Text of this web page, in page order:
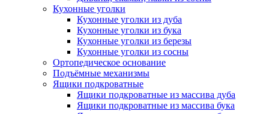
Кухонные уголки
Кухонные уголки из дуба
Кухонные уголки из бука
Кухонные уголки из березы
Кухонные уголки из сосны
Ортопедическое основание
Подъёмные механизмы
Ящики подкроватные
Ящики подкроватные из массива дуба
Ящики подкроватные из массива бука